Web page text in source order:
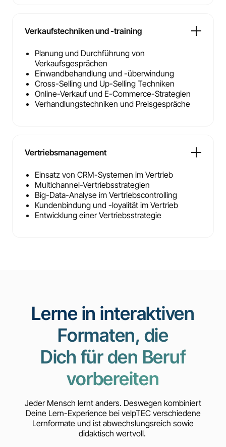
Verkaufstechniken und -training
Planung und Durchführung von
Verkaufsgesprächen
Einwandbehandlung und -überwindung
Cross-Selling und Up-Selling Techniken
Online-Verkauf und E-Commerce-Strategien
Verhandlungstechniken und Preisgespräche
Vertriebsmanagement
Einsatz von CRM-Systemen im Vertrieb
Multichannel-Vertriebsstrategien
Big-Data-Analyse im Vertriebscontrolling
Kundenbindung und -loyalität im Vertrieb
Entwicklung einer Vertriebsstrategie
Lerne in interaktiven
Formaten, die
Dich für den Beruf
vorbereiten
Jeder Mensch lernt anders. Deswegen kombiniert
Deine Lern-Experience bei velpTEC verschiedene
Lernformate und ist abwechslungsreich sowie
didaktisch wertvoll.